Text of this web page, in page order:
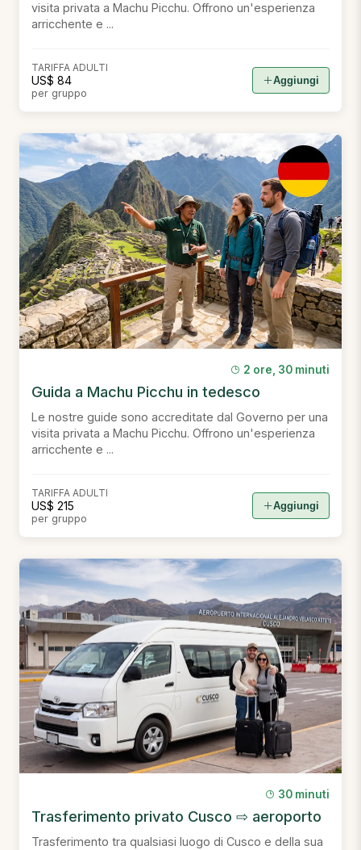
visita privata a Machu Picchu. Offrono un'esperienza
arricchente e ...
TARIFFA ADULTI
US$ 84
per gruppo
Aggiungi
2 ore, 30 minuti
Guida a Machu Picchu in tedesco
Le nostre guide sono accreditate dal Governo per una
visita privata a Machu Picchu. Offrono un'esperienza
arricchente e ...
TARIFFA ADULTI
US$ 215
per gruppo
Aggiungi
30 minuti
Trasferimento privato Cusco ⇨ aeroporto
Trasferimento tra qualsiasi luogo di Cusco e della sua